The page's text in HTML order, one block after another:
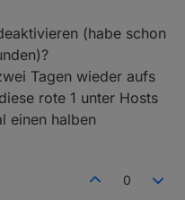
(habe schon
Tagen wieder aufs
rote 1 unter Hosts
einen halben
0